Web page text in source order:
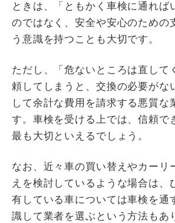
ときは、「ともかく車検に通れば
のではなく、安全や安心のための
う意識を持つことも大切です。
ただし、「危ないところは直して
頼してしまうと、交換の必要がな
して余計な費用を請求する悪質な
す。車検を受ける上では、信頼で
最も大切といえるでしょう。
なお、近々車の買い替えやカーリ
えを検討しているような場合は、
有している車については車検を通
識して業者を選ぶという方法もあ